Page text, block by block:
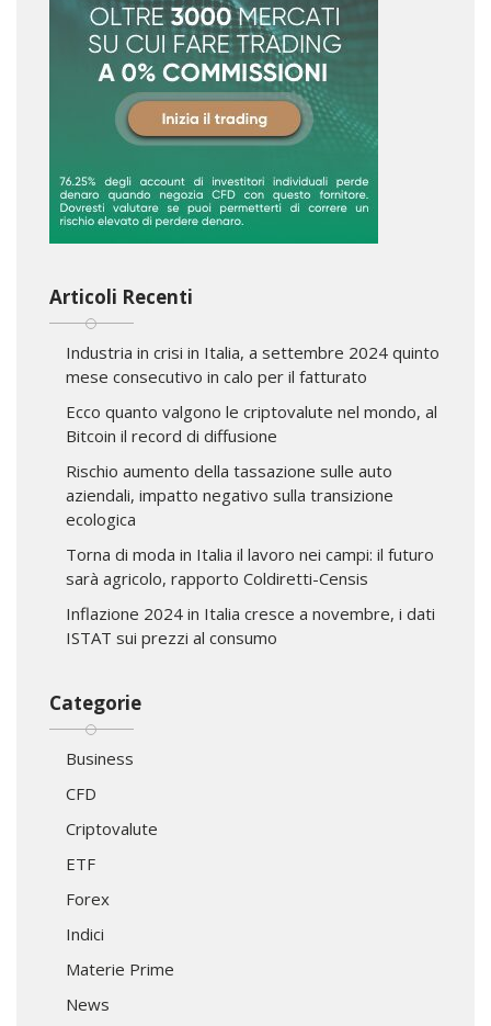
Articoli Recenti
Industria in crisi in Italia, a settembre 2024 quinto
mese consecutivo in calo per il fatturato
Ecco quanto valgono le criptovalute nel mondo, al
Bitcoin il record di diffusione
Rischio aumento della tassazione sulle auto
aziendali, impatto negativo sulla transizione
ecologica
Torna di moda in Italia il lavoro nei campi: il futuro
sarà agricolo, rapporto Coldiretti-Censis
Inflazione 2024 in Italia cresce a novembre, i dati
ISTAT sui prezzi al consumo
Categorie
Business
CFD
Criptovalute
ETF
Forex
Indici
Materie Prime
News